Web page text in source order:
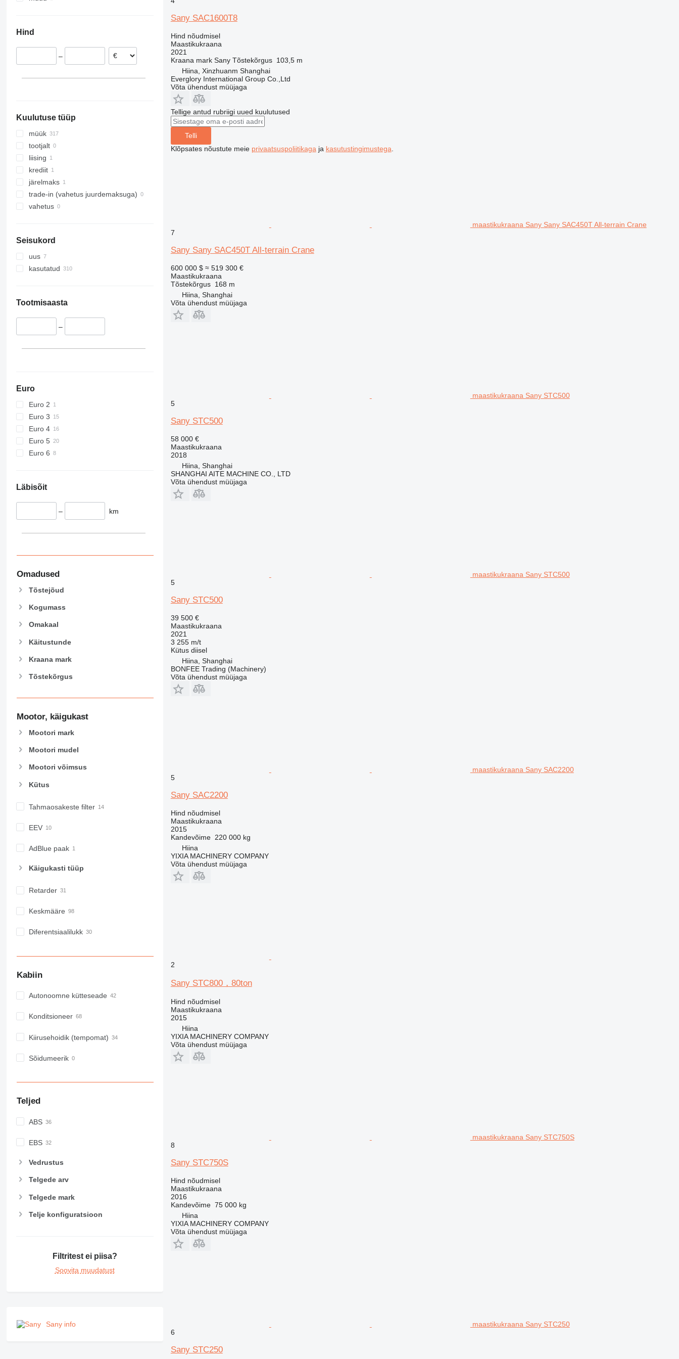
Hind
–
Kuulutuse tüüp
müük
tootjalt
liising
krediit
järelmaks
trade-in (vahetus juurdemaksuga)
vahetus
Seisukord
uus
kasutatud
Tootmisaasta
–
Euro
Euro 2
Euro 3
Euro 4
Euro 5
Euro 6
Läbisõit
– km
Omadused
Tõstejõud
Kogumass
Omakaal
Käitustunde
Kraana mark
Tõstekõrgus
Mootor, käigukast
Mootori mark
Mootori mudel
Mootori võimsus
Kütus
Tahmaosakeste filter
EEV
AdBlue paak
Käigukasti tüüp
Retarder
Keskmääre
Diferentsiaalilukk
Kabiin
Autonoomne kütteseade
Konditsioneer
Kiirusehoidik (tempomat)
Sõidumeerik
Teljed
ABS
EBS
Vedrustus
Telgede arv
Telgede mark
Telje konfiguratsioon
Filtritest ei piisa?
Soovita muudatust
Sany info
Sany SAC1600T8
Hind nõudmisel
Maastikukraana
2021
Kraana mark Sany Tõstekõrgus 103,5 m
Hiina, Xinzhuanm Shanghai
Everglory International Group Co.,Ltd
Võta ühendust müüjaga
Tellige antud rubriigi uued kuulutused
Telli
Klõpsates nõustute meie privaatsuspoliitikaga ja kasutustingimustega
maastikukraana Sany Sany SAC450T All-terrain Crane
7
Sany Sany SAC450T All-terrain Crane
600 000 $ ≈ 519 300 €
Maastikukraana
Tõstekõrgus 168 m
Hiina, Shanghai
Võta ühendust müüjaga
maastikukraana Sany STC500
5
Sany STC500
58 000 €
Maastikukraana
2018
Hiina, Shanghai
SHANGHAI AITE MACHINE CO., LTD
Võta ühendust müüjaga
maastikukraana Sany STC500
5
Sany STC500
39 500 €
Maastikukraana
2021
3 255 m/t
Kütus diisel
Hiina, Shanghai
BONFEE Trading (Machinery)
Võta ühendust müüjaga
maastikukraana Sany SAC2200
5
Sany SAC2200
Hind nõudmisel
Maastikukraana
2015
Kandevõime 220 000 kg
Hiina
YIXIA MACHINERY COMPANY
Võta ühendust müüjaga
2
Sany STC800，80ton
Hind nõudmisel
Maastikukraana
2015
Hiina
YIXIA MACHINERY COMPANY
Võta ühendust müüjaga
maastikukraana Sany STC750S
8
Sany STC750S
Hind nõudmisel
Maastikukraana
2016
Kandevõime 75 000 kg
Hiina
YIXIA MACHINERY COMPANY
Võta ühendust müüjaga
maastikukraana Sany STC250
6
Sany STC250